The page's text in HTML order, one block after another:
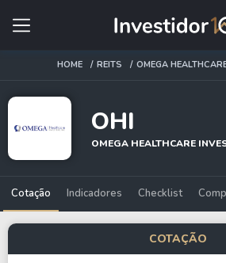
HOME REITS OMEGA
OHI
OMEGA HEALTHCARE
Cotação Indicadores Checklist
COTAÇÃO